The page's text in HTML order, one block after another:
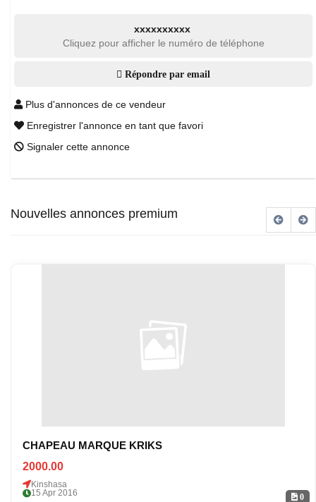
xxxxxxxxxx
Cliquez pour afficher le numéro de téléphone
Répondre par email
Plus d'annonces de ce vendeur
Enregistrer l'annonce en tant que favori
Signaler cette annonce
Nouvelles annonces premium
0
CHAPEAU MARQUE KRIKS
2000.00
Kinshasa
15 Apr 2016